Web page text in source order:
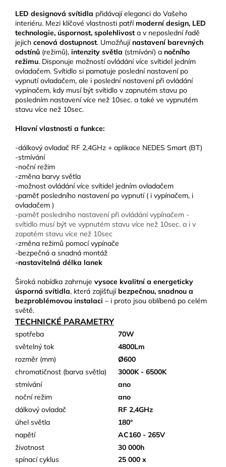
LED designová svítidla přidávají eleganci do Vašeho
interiéru. Mezi klíčové vlastnosti patřímoderní design, LED
technologie, úspornost, spolehlivost a v neposlední řadě
jejich cenová dostupnost. Umožňujínastavení barevných
odstínů (režimů), intenzity světla (stmívání) a nočního
režimu. Disponuje možností ovládání více svítidel jedním
ovladačem. Svítidlo si pamatuje poslední nastavení po
vypnutí ovladačem, ale i poslední nastavení při ovládání
vypínačem, kdy musí být svítidlo v zapnutém stavu po
posledním nastavení více než 10sec. a také ve vypnutém
stavu více než 10sec.
Hlavní vlastnosti a funkce:
-dálkový ovladač RF 2,4GHz + aplikace NEDES Smart (BT)
-stmívání
-noční režim
-změna barvy světla
-možnost ovládání více svítidel jedním ovladačem
-paměť posledního nastavení po vypnutí ( i vypínačem, i
ovladačem )
-paměť posledního nastavení při ovládání vypínačem -
svítidlo musí být ve vypnutém stavu více než 10sec. a i v
zapatém stavu více než 10sec
-změna režimů pomocí vypínače
-bezpečná a snadná montáž
-nastavitelná délka lanek
Široká nabídka zahrnuje vysoce kvalitní a energeticky
úsporná svítidla, která zajišťují bezpečnou, snadnou a
bezproblémovou instalaci – i proto jsou oblíbená po celém
světě.
TECHNICKÉ PARAMETRY
spotřeba
70W
světelný tok
4800Lm
rozměr (mm)
Ø600
chromatičnost (barva světla)
3000K - 6500K
stmívání
ano
noční režim
ano
dálkový ovladač
RF 2,4GHz
úhel světla
180°
napětí
AC160 - 265V
životnost
30 000h
spínací cyklus
25 000 x